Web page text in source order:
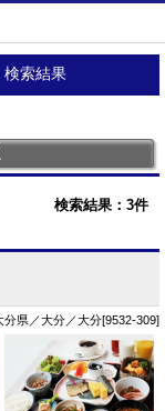
索結果
検索結果： 3件
分県／大分／大分[9532-309]